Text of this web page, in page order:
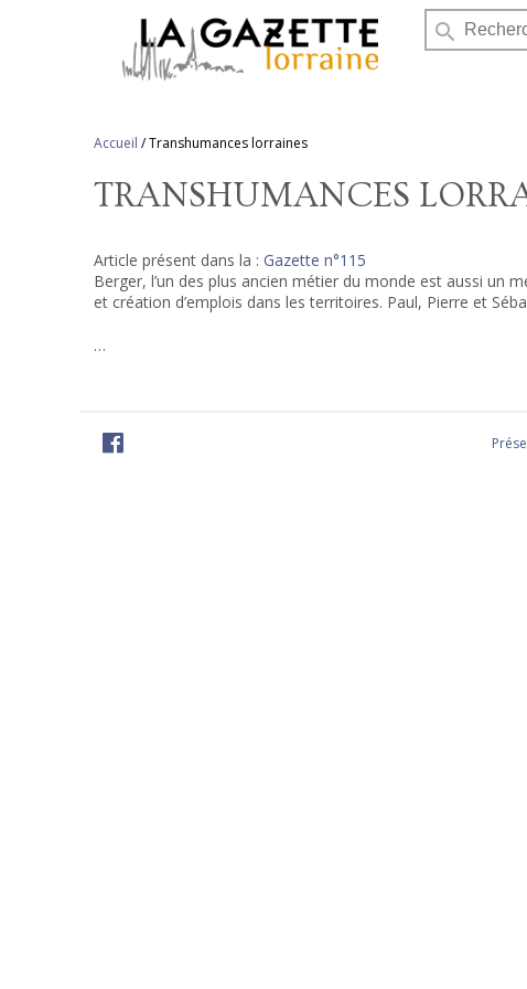
search
Accueil /Transhumances lorraines
TRANSHUMANCES
Article présent dans la : Gazette n°115
Berger, l’un des plus ancien métier du monde est aussi un
et création d’emplois dans les territoires. Paul, Pierre et
…